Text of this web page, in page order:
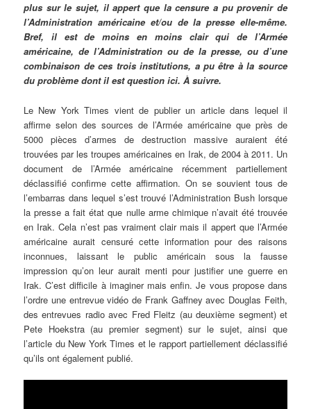
plus sur le sujet, il appert que la censure a pu provenir de
l’Administration américaine et/ou de la presse elle-même.
Bref, il est de moins en moins clair qui de l’Armée
américaine, de l’Administration ou de la presse, ou d’une
combinaison de ces trois institutions, a pu être à la source
du problème dont il est question ici. À suivre.
Le New York Times vient de publier un article dans lequel il
affirme selon des sources de l’Armée américaine que près de
5000 pièces d’armes de destruction massive auraient été
trouvées par les troupes américaines en Irak, de 2004 à 2011. Un
document de l’Armée américaine récemment partiellement
déclassifié confirme cette affirmation. On se souvient tous de
l’embarras dans lequel s’est trouvé l’Administration Bush lorsque
la presse a fait état que nulle arme chimique n’avait été trouvée
en Irak. Cela n’est pas vraiment clair mais il appert que l’Armée
américaine aurait censuré cette information pour des raisons
inconnues, laissant le public américain sous la fausse
impression qu’on leur aurait menti pour justifier une guerre en
Irak. C’est difficile à imaginer mais enfin. Je vous propose dans
l’ordre une entrevue vidéo de Frank Gaffney avec Douglas Feith,
des entrevues radio avec Fred Fleitz (au deuxième segment) et
Pete Hoekstra (au premier segment) sur le sujet, ainsi que
l’article du New York Times et le rapport partiellement déclassifié
qu’ils ont également publié.